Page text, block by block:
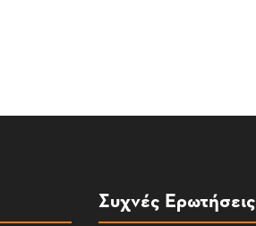
Συχνές Ερωτήσεις